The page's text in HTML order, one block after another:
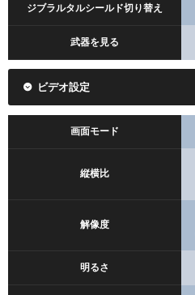
ジブラルタルシールド切り替え
武器を見る
ビデオ設定
画面モード
縦横比
解像度
明るさ